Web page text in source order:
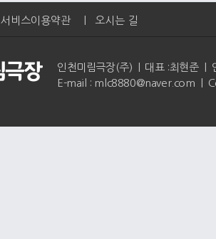
서비스이용약관 오시는 길
인천미림극장(주) | 대표 :최현준 |
E-mail : mlc8880@naver.com |